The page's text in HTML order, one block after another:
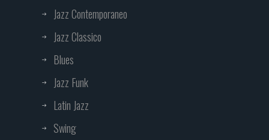
Jazz Contemporaneo
Jazz Classico
Blues
Jazz Funk
Latin Jazz
Swing